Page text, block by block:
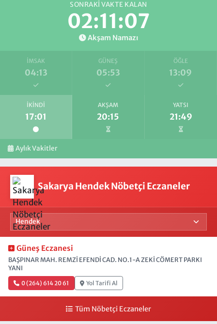
SONRAKI VAKTE KALAN
02:11:07
Akşam Namazı
İMSAK
04:13
GÜNEŞ
05:53
ÖĞLE
13:09
İKINDI
17:01
AKŞAM
20:15
YATSI
21:49
Aylık Vakitler
Sakarya Hendek Nöbetçi Eczaneler
Güneş Eczanesi
BAŞPINAR MAH. REMZİ EFENDİ CAD. NO.1-A ZEKİ CÖMERT PARKI
YANI
0 (264) 614 20 61 Yol Tarifi Al
Tüm Nöbetçi Eczaneler